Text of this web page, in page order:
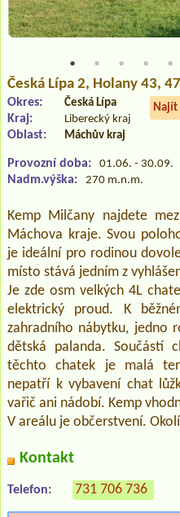
Česká Lípa 2, Holany 43,
Najít
Okres: Česká Lípa
Kraj: Liberecký kraj
Oblast: Máchův kraj
Provozní doba: 01.06. - 30.09.
Nadm.výška: 270 m.n.m.
Kemp Milčany najdete
Máchova kraje. Svou
je ideální pro rodinou
místo stává jedním z
Je zde osm velkých 4L
elektrický proud. K
zahradního nábytku, jedno
dětská palanda. Součástí
těchto chatek je malá
nepatří k vybavení chat
vařič ani nádobí. Kemp
V areálu je občerstvení.
Kontakt
Telefon: 731 706 736